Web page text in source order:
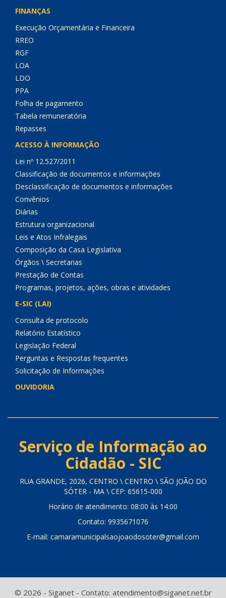
FINANÇAS
Execução Orçamentária e Financeira
RREO
RGF
LOA
LDO
PPA
Folha de pagamento
Tabela remuneratória
Repasses
ACESSO À INFORMAÇÃO
Lei nº 12.527/2011
Classificação de documentos e informações
Desclassificação de documentos e informações
Convênios
Diárias
Estrutura organizacional
Leis e Atos Infralegais
Composição da Casa Legislativa
Órgãos \ Secretarias
Prestação de Contas
Programas, projetos, ações, obras e atividades
E-SIC (LAI)
Consulta de protocolo
Relatório Estatístico
Legislação Federal
Perguntas e Respostas frequentes
Solicitação de Informações
OUVIDORIA
Serviço de Informação ao
Cidadão - SIC
RUA GRANDE, 2026, CENTRO \ CENTRO \ SÃO JOÃO DO
SÓTER - MA \ CEP: 65615-000
Horário de atendimento: 08:00 às 14:00
Contato: 9935671076
E-mail: camaramunicipalsaojoaodosoter@gmail.com
© 2026 - Siganet - Contato: atendimento@siganet.net.br